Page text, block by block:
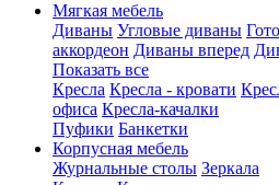
Мягкая мебель
Диваны Угловые диваны
аккордеон Диваны вперед
Показать все
Кресла Кресла - кровати
офиса Кресла-качалки
Пуфики Банкетки
Корпусная мебель
Журнальные столы Зеркала